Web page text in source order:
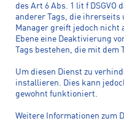
des Art 6 Abs. 1 lit f DSGVO
anderer Tags, die ihrerseits
Manager greift jedoch nicht
Ebene eine Deaktivierung
Tags bestehen, die mit
Um diesen Dienst zu
installieren. Dies kann
gewohnt funktioniert.
Weitere Informationen zum